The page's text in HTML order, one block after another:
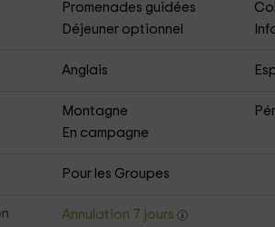
Promenades guidées
Déjeuner optionnel
Anglais
Montagne
En campagne
Pour les Groupes
Annulation 7 jours